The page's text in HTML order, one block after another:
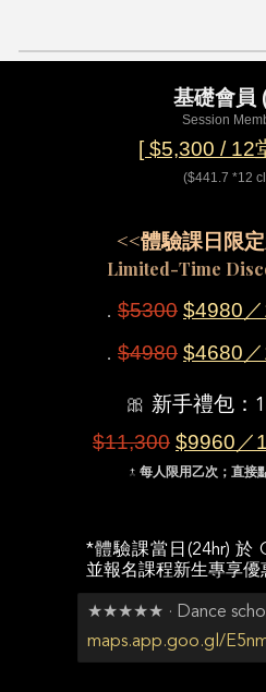
基礎會員
Session
[ $5,300 / 12
($441.7 *12
<<體驗課日限
Limited-Time
． $5300 $4980
． $4980 $4680
🎀 新手禮包：
$11,300 $9960／
↑ 每人限用乙次；直接
*體驗課當日(24hr) 於
並報名課程新生專享優
★★★★★ · Dance
maps.app.goo.gl/